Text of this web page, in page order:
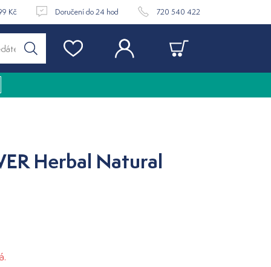
Kč Doručení do 24 hod 720 540 422
Herbal Natural